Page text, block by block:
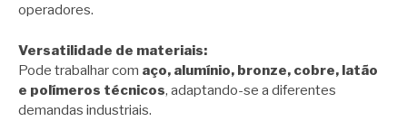
operadores.
Versatilidade de materiais:
Pode trabalhar com aço, alumínio, bronze, cobre, latão
e polímeros técnicos, adaptando-se a diferentes
demandas industriais.